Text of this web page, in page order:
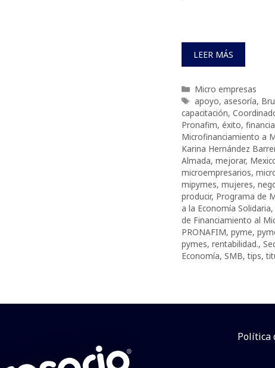
LEER MÁS
Categorías
Micro empresas
Etiquetas
apoyo, asesoría,
capacitación,
Pronafim, éxito,
Microfinanciamiento a
Karina Hernández
Almada, mejorar,
microempresarios,
mipymes, mujeres,
producir, Programa de
a la Economía Solidaria,
de Financiamiento al
PRONAFIM, pyme,
pymes, rentabilidad.,
Economía, SMB,tips,
Política